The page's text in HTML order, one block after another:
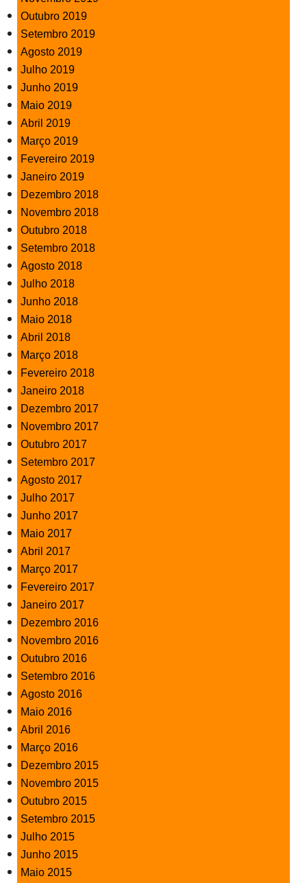
Outubro 2019
Setembro 2019
Agosto 2019
Julho 2019
Junho 2019
Maio 2019
Abril 2019
Março 2019
Fevereiro 2019
Janeiro 2019
Dezembro 2018
Novembro 2018
Outubro 2018
Setembro 2018
Agosto 2018
Julho 2018
Junho 2018
Maio 2018
Abril 2018
Março 2018
Fevereiro 2018
Janeiro 2018
Dezembro 2017
Novembro 2017
Outubro 2017
Setembro 2017
Agosto 2017
Julho 2017
Junho 2017
Maio 2017
Abril 2017
Março 2017
Fevereiro 2017
Janeiro 2017
Dezembro 2016
Novembro 2016
Outubro 2016
Setembro 2016
Agosto 2016
Maio 2016
Abril 2016
Março 2016
Dezembro 2015
Novembro 2015
Outubro 2015
Setembro 2015
Julho 2015
Junho 2015
Maio 2015